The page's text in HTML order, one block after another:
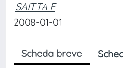
SAITTA F
2008-01-01
Scheda breve